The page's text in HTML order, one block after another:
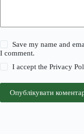
Save my name and
I comment.
I accept thePrivacy
Опублікувати